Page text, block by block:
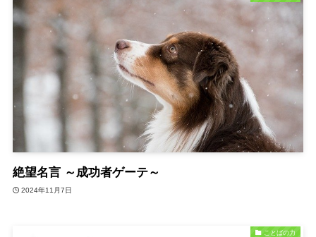
絶望名言 ～成功者ゲーテ～
2024年11月7日
ことばの力